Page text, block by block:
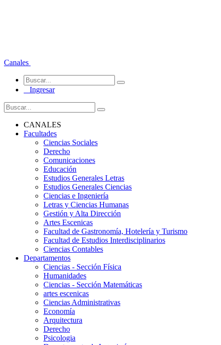
Canales
Ingresar
CANALES
Facultades
Ciencias Sociales
Derecho
Comunicaciones
Educación
Estudios Generales Letras
Estudios Generales Ciencias
Ciencias e Ingeniería
Letras y Ciencias Humanas
Gestión y Alta Dirección
Artes Escenicas
Facultad de Gastronomía, Hotelería y Turismo
Facultad de Estudios Interdisciplinarios
Ciencias Contables
Departamentos
Ciencias - Sección Física
Humanidades
Ciencias - Sección Matemáticas
artes escenicas
Ciencias Administrativas
Economía
Arquitectura
Derecho
Psicologia